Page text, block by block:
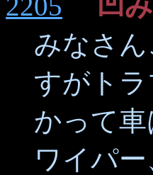
みなさん
すがト
かって
ワイパ